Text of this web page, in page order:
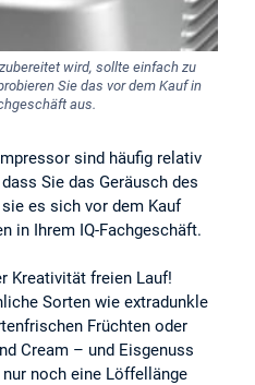
wird, sollte einfach zu
Sie das vor dem Kauf in
aus.
sind häufig relativ
Sie das Geräusch des
es sich vor dem Kauf
in Ihrem IQ-Fachgeschäft.
Kreativität freien Lauf!
Sorten wie extradunkle
Früchten oder
Cream – und Eisgenuss
noch eine Löffellänge